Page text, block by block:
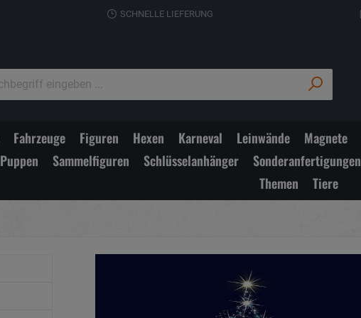
SCHNELLE LIEFERUNG
Fahrzeuge Figuren Hexen Karneval Leinwände Magnete
Puppen Sammelfiguren Schlüsselanhänger Sonderanfertigungen
Themen
Tiere